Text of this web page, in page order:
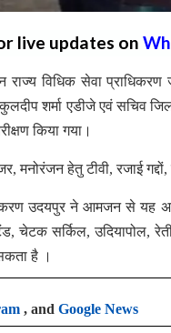
live updates on
विधिक सेवा प्राधिकरण
शर्मा एडीजे एवं सचिव
किया गया।
मनोरंजन हेतु टीवी, रजाई
उदयपुर ने आमजन से यह
चेटक सर्किल, उदियापोल,
है ।
, and Google News